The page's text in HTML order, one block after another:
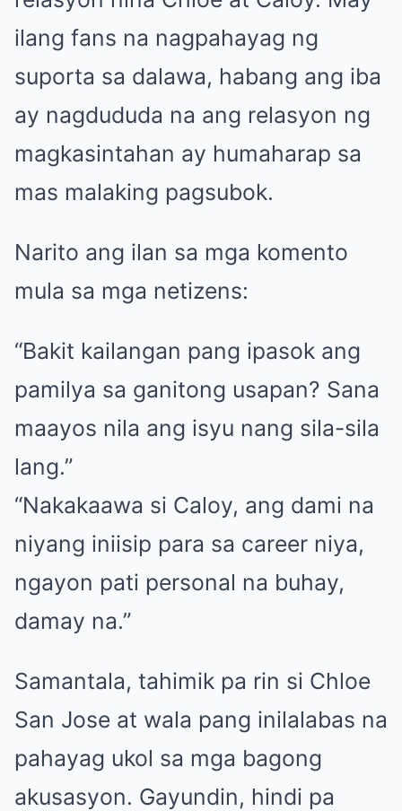
ilang fans na nagpahayag ng
suporta sa dalawa, habang ang iba
ay nagdududa na ang relasyon ng
magkasintahan ay humaharap sa
mas malaking pagsubok.
Narito ang ilan sa mga komento
mula sa mga netizens:
“Bakit kailangan pang ipasok ang
pamilya sa ganitong usapan? Sana
maayos nila ang isyu nang sila-sila
lang.”
“Nakakaawa si Caloy, ang dami na
niyang iniisip para sa career niya,
ngayon pati personal na buhay,
damay na.”
Samantala, tahimik pa rin si Chloe
San Jose at wala pang inilalabas na
pahayag ukol sa mga bagong
akusasyon. Gayundin, hindi pa